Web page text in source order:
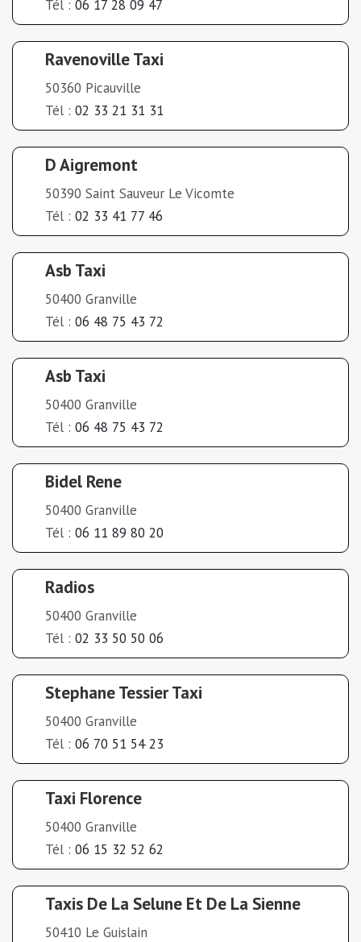
Tél : 06 17 28 09 47
Ravenoville Taxi
50360 Picauville
Tél : 02 33 21 31 31
D Aigremont
50390 Saint Sauveur Le Vicomte
Tél : 02 33 41 77 46
Asb Taxi
50400 Granville
Tél : 06 48 75 43 72
Asb Taxi
50400 Granville
Tél : 06 48 75 43 72
Bidel Rene
50400 Granville
Tél : 06 11 89 80 20
Radios
50400 Granville
Tél : 02 33 50 50 06
Stephane Tessier Taxi
50400 Granville
Tél : 06 70 51 54 23
Taxi Florence
50400 Granville
Tél : 06 15 32 52 62
Taxis De La Selune Et De La Sienne
50410 Le Guislain